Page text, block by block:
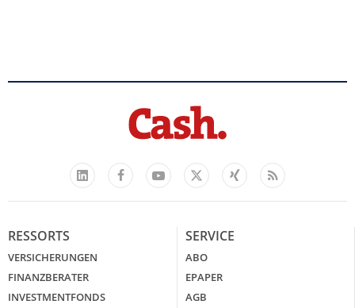
LinkedIn
FacebookYouTube
X
Xing Feed
RESSORTS
VERSICHERUNGEN
FINANZBERATER
INVESTMENTFONDS
SERVICE
ABO
EPAPER
AGB